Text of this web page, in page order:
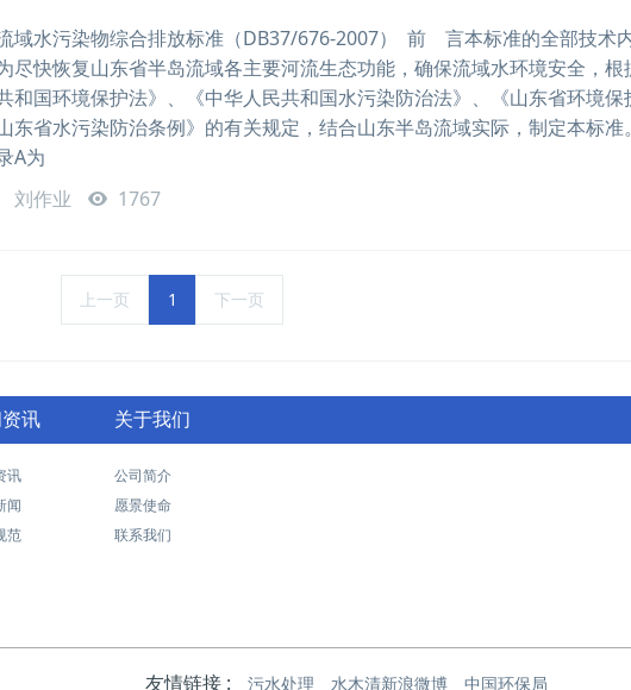
域水污染物综合排放标准（DB37/676-2007） 前 言本标准的全部技术
尽快恢复山东省半岛流域各主要河流生态功能，确保流域水环境安全，根
和国环境保护法》、《中华人民共和国水污染防治法》、《山东省环境保
东省水污染防治条例》的有关规定，结合山东半岛流域实际，制定本标准。
A为
刘作业 1767
上一页 1 下一页
讯
讯
闻
范
关于我们
公司简介
愿景使命
联系我们
友情链接 : 污水处理 水木清新浪微博 中国环保局